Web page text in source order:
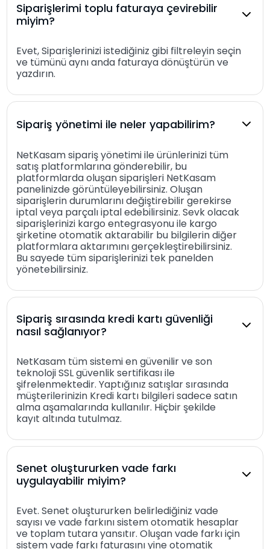
Siparişlerimi toplu faturaya çevirebilir
miyim?
Evet, Siparişlerinizi istediğiniz gibi filtreleyin seçin
ve tümünü aynı anda faturaya dönüştürün ve
yazdırın.
Sipariş yönetimi ile neler yapabilirim?
NetKasam sipariş yönetimi ile ürünlerinizi tüm
satış platformlarına gönderebilir, bu
platformlarda oluşan siparişleri NetKasam
panelinizde görüntüleyebilirsiniz. Oluşan
siparişlerin durumlarını değiştirebilir gerekirse
iptal veya parçalı iptal edebilirsiniz. Sevk olacak
siparişlerinizi kargo entegrasyonu ile kargo
şirketine otomatik aktarabilir bu bilgilerin diğer
platformlara aktarımını gerçekleştirebilirsiniz.
Bu sayede tüm siparişlerinizi tek panelden
yönetebilirsiniz.
Sipariş sırasında kredi kartı güvenliği
nasıl sağlanıyor?
NetKasam tüm sistemi en güvenilir ve son
teknoloji SSL güvenlik sertifikası ile
şifrelenmektedir. Yaptığınız satışlar sırasında
müşterilerinizin Kredi kartı bilgileri sadece satın
alma aşamalarında kullanılır. Hiçbir şekilde
kayıt altında tutulmaz.
Senet oluştururken vade farkı
uygulayabilir miyim?
Evet. Senet oluştururken belirlediğiniz vade
sayısı ve vade farkını sistem otomatik hesaplar
ve toplam tutara yansıtır. Oluşan vade farkı için
sistem vade farkı faturasını yine otomatik